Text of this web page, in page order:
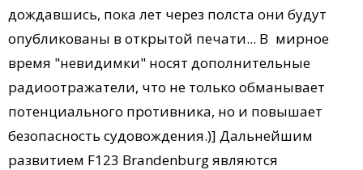
дождавшись, пока лет через полста они будут
опубликованы в открытой печати... В мирное
время "невидимки" носят дополнительные
радиоотражатели, что не только обманывает
потенциального противника, но и повышает
безопасность судовождения.)] Дальнейшим
развитием F123 Brandenburg являются